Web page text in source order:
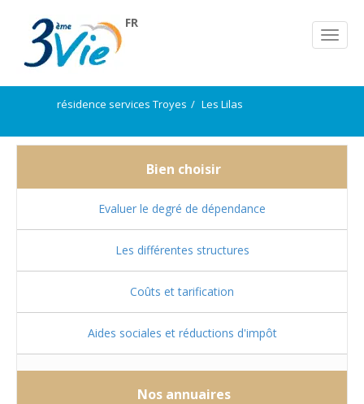
FR
résidence services Troyes Les Lilas
Bien choisir
Evaluer le degré de dépendance
Les différentes structures
Coûts et tarification
Aides sociales et réductions d'impôt
Nos annuaires